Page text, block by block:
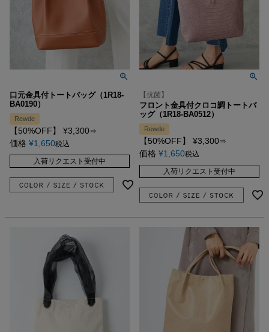
口元金具付トートバッグ（1R18-
BA0190）
Rewde
【50%OFF】 ¥3,300⇒
価格 ¥1,650税込
入荷リクエスト受付中
【抗菌】
フロント金具付クロコ調トートバ
ッグ（1R18-BA0512）
Rewde
【50%OFF】 ¥3,300⇒
価格 ¥1,650税込
入荷リクエスト受付中